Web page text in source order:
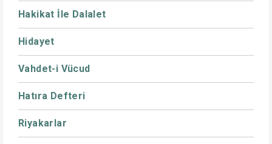
Hakikat İle Dalalet
Hidayet
Vahdet-i Vücud
Hatıra Defteri
Riyakarlar